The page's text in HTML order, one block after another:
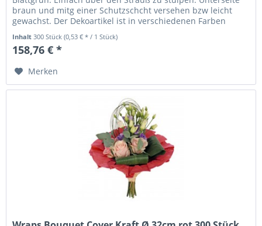
braun und mitg einer Schutzschcht versehen bzw leicht
gewachst. Der Dekoartikel ist in verschiedenen Farben
Inhalt 300 Stück(0,53 € * / 1 Stück)
158,76 € *
Merken